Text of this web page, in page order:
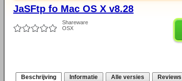
JaSFtp fo Mac OS X v8.28
Shareware
OSX
Beschrijving Informatie Alle versies Reviews